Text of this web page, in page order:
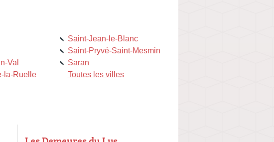
Val
la-Ruelle
Saint-Jean-le-Blanc
Saint-Pryvé-Saint-Mesmin
Saran
Toutes les villes